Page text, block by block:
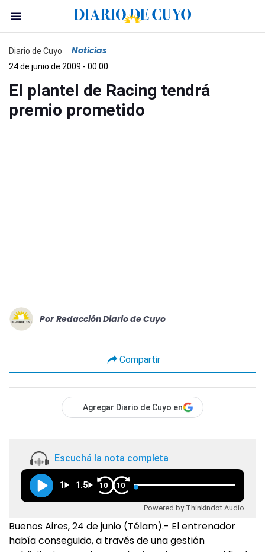
Diario de Cuyo Noticias
24 de junio de 2009 - 00:00
El plantel de Racing tendrá
premio prometido
Por Redacción Diario de Cuyo
Compartir
Agregar Diario de Cuyo en
Escuchá la nota completa
1 1.5 10 10
Powered by Thinkindot Audio
Buenos Aires, 24 de junio (Télam).- El entrenador
había conseguido, a través de una gestión